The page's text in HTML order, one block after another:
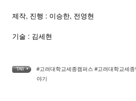
제작, 진행 : 이승한, 전영현
기술 : 김세현
TAG •
#고려대학교세종캠퍼스 #고려대학교세
야기